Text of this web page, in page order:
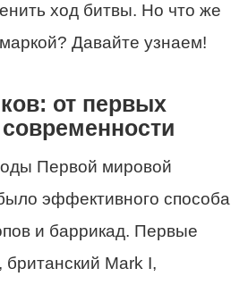
ход битвы. Но что же
Давайте узнаем!
от первых
Первой мировой
эффективного способа
и баррикад. Первые
Mark I,